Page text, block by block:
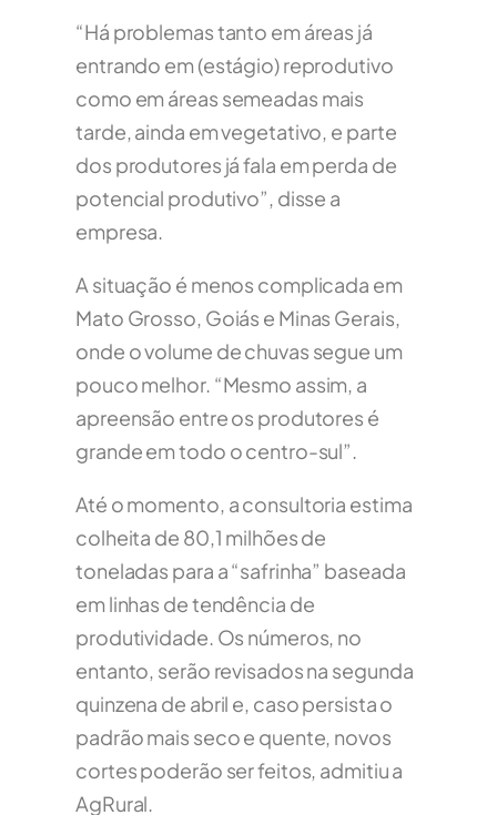
“Há problemas tanto em áreas já
entrando em (estágio) reprodutivo
como em áreas semeadas mais
tarde, ainda em vegetativo, e parte
dos produtores já fala em perda de
potencial produtivo”, disse a
empresa.
A situação é menos complicada em
Mato Grosso, Goiás e Minas Gerais,
onde o volume de chuvas segue um
pouco melhor. “Mesmo assim, a
apreensão entre os produtores é
grande em todo o centro-sul”.
Até o momento, a consultoria estima
colheita de 80,1 milhões de
toneladas para a “safrinha” baseada
em linhas de tendência de
produtividade. Os números, no
entanto, serão revisados na segunda
quinzena de abril e, caso persista o
padrão mais seco e quente, novos
cortes poderão ser feitos, admitiu a
AgRural.